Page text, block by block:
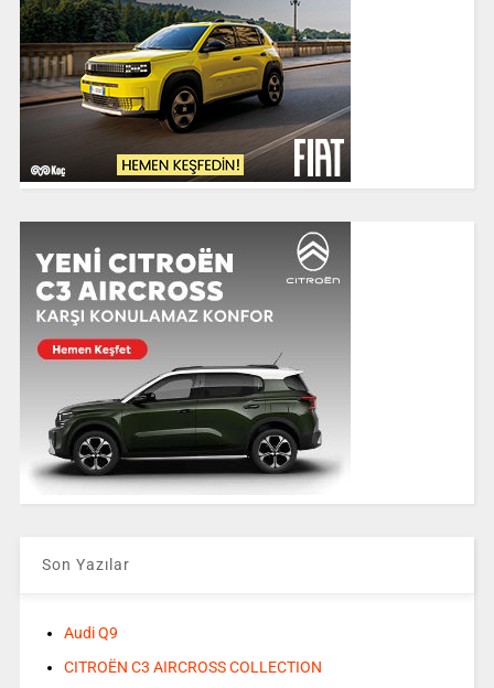
Son Yazılar
Audi Q9
CITROËN C3 AIRCROSS COLLECTION